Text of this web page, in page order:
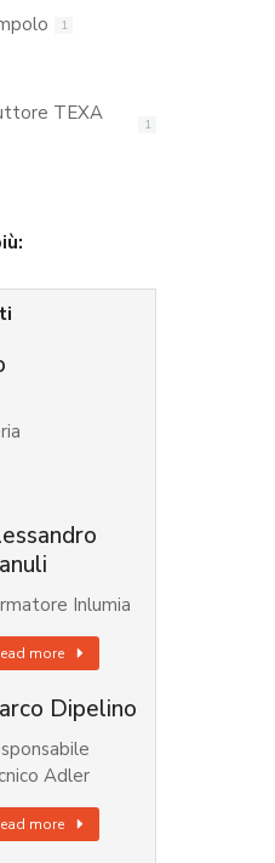
1
TEXA
1
Inlumia
more
Dipelino
Adler
more